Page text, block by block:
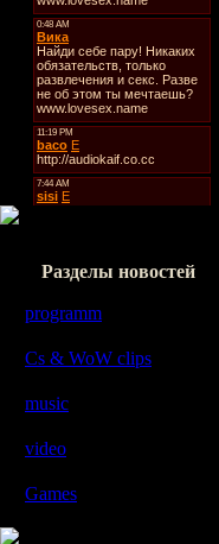
Разделы новостей
programm
Cs & WoW clips
music
video
Games